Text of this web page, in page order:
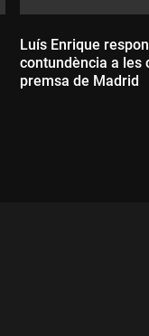
Luís Enrique
contundència a les
premsa de Madrid